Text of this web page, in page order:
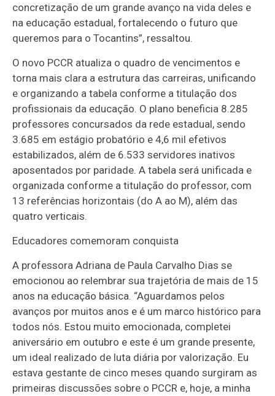
concretização de um grande avanço na vida deles e
na educação estadual, fortalecendo o futuro que
queremos para o Tocantins”, ressaltou.
O novo PCCR atualiza o quadro de vencimentos e
torna mais clara a estrutura das carreiras, unificando
e organizando a tabela conforme a titulação dos
profissionais da educação. O plano beneficia 8.285
professores concursados da rede estadual, sendo
3.685 em estágio probatório e 4,6 mil efetivos
estabilizados, além de 6.533 servidores inativos
aposentados por paridade. A tabela será unificada e
organizada conforme a titulação do professor, com
13 referências horizontais (do A ao M), além das
quatro verticais.
Educadores comemoram conquista
A professora Adriana de Paula Carvalho Dias se
emocionou ao relembrar sua trajetória de mais de 15
anos na educação básica. “Aguardamos pelos
avanços por muitos anos e é um marco histórico para
todos nós. Estou muito emocionada, completei
aniversário em outubro e este é um grande presente,
um ideal realizado de luta diária por valorização. Eu
estava gestante de cinco meses quando surgiram as
primeiras discussões sobre o PCCR e, hoje, a minha